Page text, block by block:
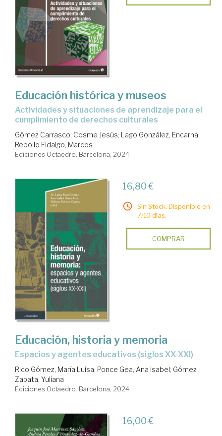
Educación histórica y museos
actividades y situaciones de aprendizaje para el
cumplimiento de derechos culturales
Gómez Carrasco, Cosme Jesús; Lago González, Encarna;
Rebollo Fidalgo, Marcos
Ediciones Octaedro. Barcelona, 2024
16,80 €
Sin Stock. Disponible en
7/10 días.
COMPRAR
Educación, historia y memoria
espacios y agentes educativos (siglos XX-XXI)
Rico Gómez, María Luisa; Ponce Gea, Ana Isabel; Gómez
Zapata, Yuliana
Ediciones Octaedro. Barcelona, 2024
16,00 €